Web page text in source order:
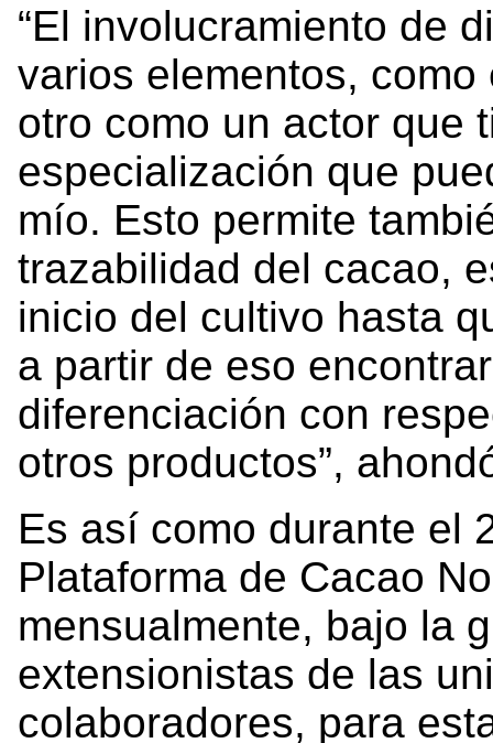
“El involucramiento de
varios elementos,
otro como un actor que
especialización que
mío. Esto permite
trazabilidad del cacao,
inicio del cultivo hasta
a partir de eso
diferenciación con
otros productos”,
Es así como durante el
Plataforma de Cacao
mensualmente, bajo la
extensionistas de las
colaboradores, para